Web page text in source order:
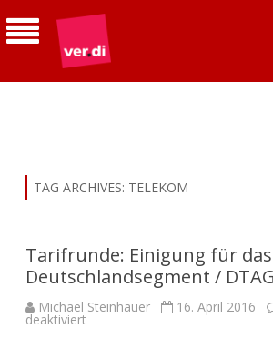
TAG ARCHIVES: TELEKOM
Tarifrunde: Einigung für das
Deutschlandsegment /
Michael Steinhauer 16. April 2016
deaktiviert